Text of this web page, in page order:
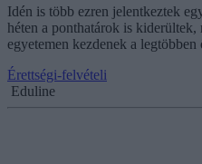
Idén is több ezren jelentkeztek
héten a ponthatárok is
egyetemen kezdenek a legtöbben
Érettségi-felvételi
Eduline